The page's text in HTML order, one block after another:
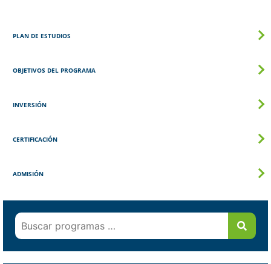
PLAN DE ESTUDIOS
OBJETIVOS DEL PROGRAMA
INVERSIÓN
CERTIFICACIÓN
ADMISIÓN